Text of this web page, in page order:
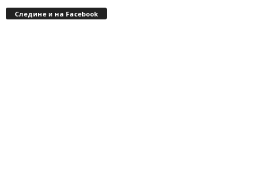
Следине и на Facebook